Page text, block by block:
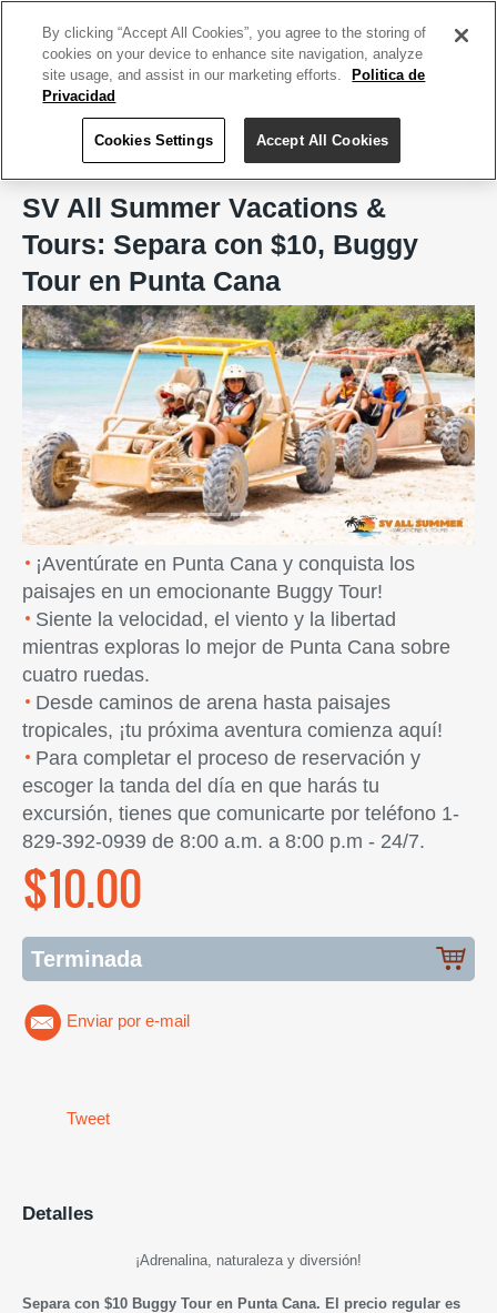
De Viaje SV All Summer Vacations & Tours
SV All Summer Vacations &
Tours: Separa con $10, Buggy
Tour en Punta Cana
Previous Next
¡Aventúrate en Punta Cana y conquista los
paisajes en un emocionante Buggy Tour!
Siente la velocidad, el viento y la libertad
mientras exploras lo mejor de Punta Cana sobre
cuatro ruedas.
Desde caminos de arena hasta paisajes
tropicales, ¡tu próxima aventura comienza aquí!
Para completar el proceso de reservación y
escoger la tanda del día en que harás tu
excursión, tienes que comunicarte por teléfono 1-
829-392-0939 de 8:00 a.m. a 8:00 p.m - 24/7.
$10.00
Terminada
Enviar por e-mail
Tweet
Detalles
¡Adrenalina, naturaleza y diversión!
Separa con $10 Buggy Tour en Punta Cana. El precio regular es
By clicking “Accept All Cookies”, you agree to the storing of
cookies on your device to enhance site navigation, analyze
site usage, and assist in our marketing efforts.
Politica de
Privacidad
Cookies Settings Accept All Cookies